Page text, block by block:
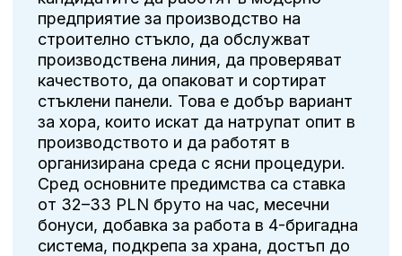
предприятие за производство на
строително стъкло, да обслужват
производствена линия, да проверяват
качеството, да опаковат и сортират
стъклени панели. Това е добър вариант
за хора, които искат да натрупат опит в
производството и да работят в
организирана среда с ясни процедури.
Сред основните предимства са ставка
от 32–33 PLN бруто на час, месечни
бонуси, добавка за работа в 4-бригадна
система, подкрепа за храна, достъп до